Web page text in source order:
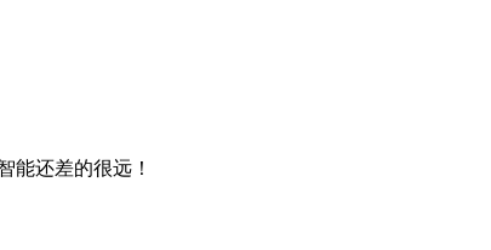
还差的很远！